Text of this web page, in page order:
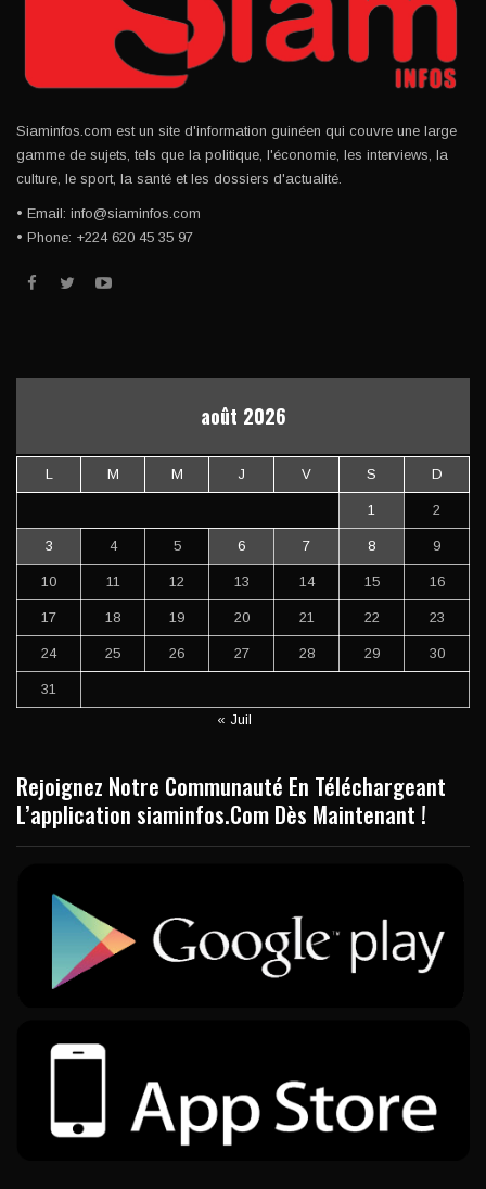
Siaminfos.com est un site d'information guinéen qui couvre une large
gamme de sujets, tels que la politique, l'économie, les interviews, la
culture, le sport, la santé et les dossiers d'actualité.
• Email: info@siaminfos.com
• Phone: +224 620 45 35 97
août 2026
L M M J V S D
1 2
3 4 5 6 7 8 9
10 11 12 13 14 15 16
17 18 19 20 21 22 23
24 25 26 27 28 29 30
31
« Juil
Rejoignez Notre Communauté En Téléchargeant
L’application siaminfos.Com Dès Maintenant !